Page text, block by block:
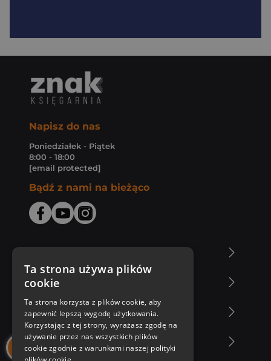
Napisz do nas
Poniedziałek - Piątek
8:00 - 18:00
[email protected]
Bądź z nami na bieżąco
Zakupy u nas
Nasza oferta
Nasi autorzy
Ta strona używa plików
cookie
Ta strona korzysta z plików cookie, aby
zapewnić lepszą wygodę użytkowania.
Korzystając z tej strony, wyrażasz zgodę na
używanie przez nas wszystkich plików
cookie zgodnie z warunkami naszej polityki